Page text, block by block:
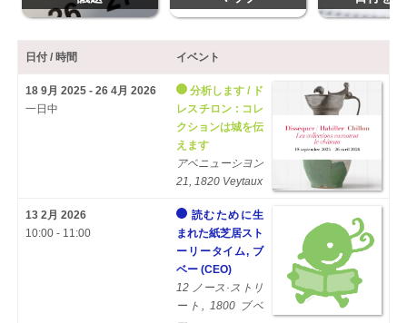
日付 / 時間 イベント
18 9月 2025 - 26 4月 2026
一日中
分析します / ド
レスチロン : コレ
クションは城を伝
えます
アベニューシヨン
21, 1820 Veytaux
13 2月 2026
10:00 - 11:00
読むために生
まれた紙芝居スト
ーリータイム, ブ
ベー (CEO)
12 ノース·ストリ
ート, 1800 ブベ